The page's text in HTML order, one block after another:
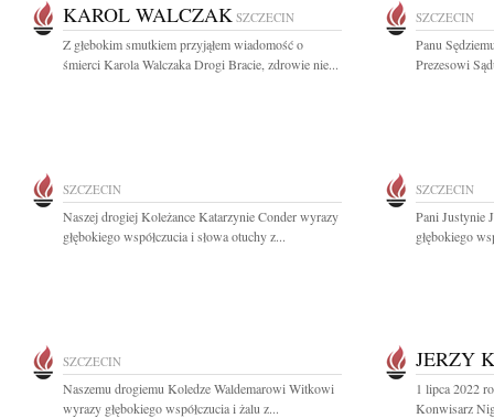
KAROL WALCZAK SZCZECIN
Z głebokim smutkiem przyjąłem wiadomość o
śmierci Karola Walczaka Drogi Bracie, zdrowie nie...
SZCZECIN
Panu
Prezesowi
SZCZECIN
Naszej drogiej Koleżance Katarzynie Conder wyrazy
głębokiego współczucia i słowa otuchy z...
SZCZECIN
Pani Justynie
głębokiego
SZCZECIN
Naszemu drogiemu Koledze Waldemarowi Witkowi
wyrazy głębokiego współczucia i żalu z...
JERZY
1 lipca 2022
Konwisarz